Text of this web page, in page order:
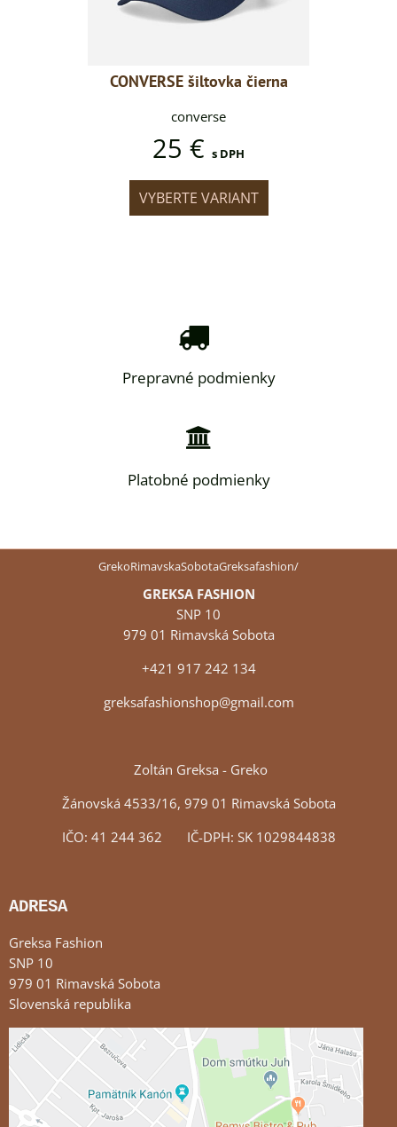
CONVERSE šiltovka čierna
converse
25 € s DPH
VYBERTE VARIANT
Prepravné podmienky
Platobné podmienky
GrekoRimavskaSobotaGreksafashion/
GREKSA FASHION
SNP 10
979 01 Rimavská Sobota
+421 917 242 134
greksafashionshop@gmail.com
Zoltán Greksa - Greko
Žánovská 4533/16, 979 01 Rimavská Sobota
IČO: 41 244 362 IČ-DPH: SK 1029844838
ADRESA
Greksa Fashion
SNP 10
979 01 Rimavská Sobota
Slovenská republika
Externý obsah je blokovaný Voľbami súkromia